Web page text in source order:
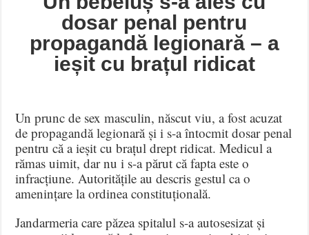
dosar penal pentru
propagandă legionară – a
ieșit cu brațul ridicat
Un prunc de sex masculin, născut viu, a fost acuzat
de propagandă legionară și i s-a întocmit dosar penal
pentru că a ieșit cu brațul drept ridicat. Medicul a
rămas uimit, dar nu i s-a părut că fapta este o
infracțiune. Autoritățile au descris gestul ca o
amenințare la ordinea constituțională.
Jandarmeria care păzea spitalul s-a autosesizat și